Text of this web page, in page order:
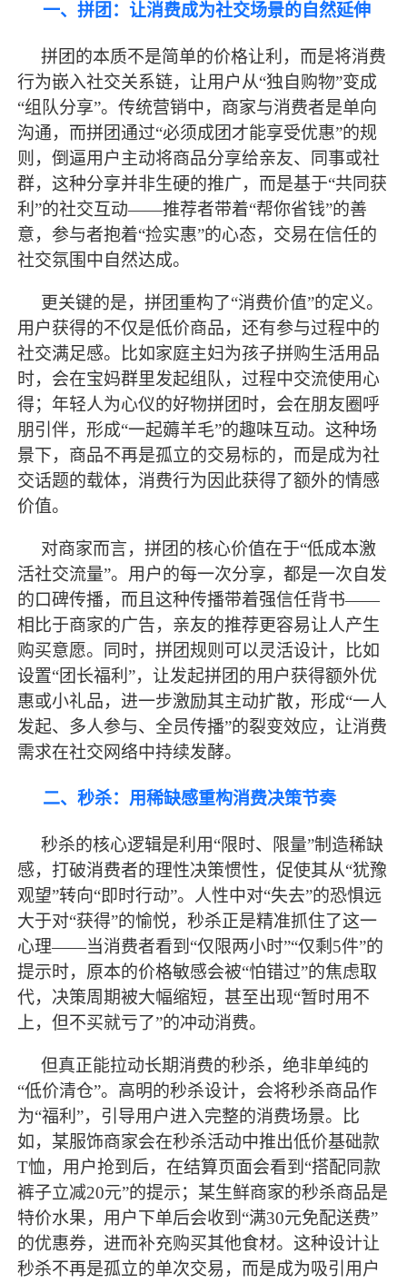
一、拼团：让消费成为社交场景的自然延伸
拼团的本质不是简单的价格让利，而是将消费
行为嵌入社交关系链，让用户从“独自购物”变成
“组队分享”。传统营销中，商家与消费者是单向
沟通，而拼团通过“必须成团才能享受优惠”的规
则，倒逼用户主动将商品分享给亲友、同事或社
群，这种分享并非生硬的推广，而是基于“共同获
利”的社交互动——推荐者带着“帮你省钱”的善
意，参与者抱着“捡实惠”的心态，交易在信任的
社交氛围中自然达成。
更关键的是，拼团重构了“消费价值”的定义。
用户获得的不仅是低价商品，还有参与过程中的
社交满足感。比如家庭主妇为孩子拼购生活用品
时，会在宝妈群里发起组队，过程中交流使用心
得；年轻人为心仪的好物拼团时，会在朋友圈呼
朋引伴，形成“一起薅羊毛”的趣味互动。这种场
景下，商品不再是孤立的交易标的，而是成为社
交话题的载体，消费行为因此获得了额外的情感
价值。
对商家而言，拼团的核心价值在于“低成本激
活社交流量”。用户的每一次分享，都是一次自发
的口碑传播，而且这种传播带着强信任背书——
相比于商家的广告，亲友的推荐更容易让人产生
购买意愿。同时，拼团规则可以灵活设计，比如
设置“团长福利”，让发起拼团的用户获得额外优
惠或小礼品，进一步激励其主动扩散，形成“一人
发起、多人参与、全员传播”的裂变效应，让消费
需求在社交网络中持续发酵。
二、秒杀：用稀缺感重构消费决策节奏
秒杀的核心逻辑是利用“限时、限量”制造稀缺
感，打破消费者的理性决策惯性，促使其从“犹豫
观望”转向“即时行动”。人性中对“失去”的恐惧远
大于对“获得”的愉悦，秒杀正是精准抓住了这一
心理——当消费者看到“仅限两小时”“仅剩5件”的
提示时，原本的价格敏感会被“怕错过”的焦虑取
代，决策周期被大幅缩短，甚至出现“暂时用不
上，但不买就亏了”的冲动消费。
但真正能拉动长期消费的秒杀，绝非单纯的
“低价清仓”。高明的秒杀设计，会将秒杀商品作
为“福利”，引导用户进入完整的消费场景。比
如，某服饰商家会在秒杀活动中推出低价基础款
T恤，用户抢到后，在结算页面会看到“搭配同款
裤子立减20元”的提示；某生鲜商家的秒杀商品是
特价水果，用户下单后会收到“满30元免配送费”
的优惠券，进而补充购买其他食材。这种设计让
秒杀不再是孤立的单次交易，而是成为吸引用户